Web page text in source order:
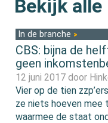
Bekijk
In de branche
CBS: bijna de
geen
12 juni 2017 door
Vier op de tien
ze niets hoeven mee
waarmee de staat